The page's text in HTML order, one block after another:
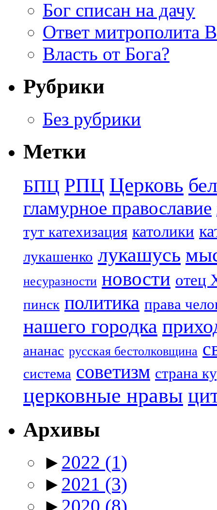
Бог списан на дачу
Ответ митрополита
Власть от Бога?
Рубрики
Без рубрики
Метки
БПЦ РПЦ Церковь
гламурное православие
тут катехизация католики
лукашенко лукашусь
несуразности новости отец
пинск политика права
нашего городка
ананас русская бестолковщина
система советизм страна
церковные нравы
Архивы
► 2022 (1)
► 2021 (3)
► 2020 (8)